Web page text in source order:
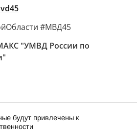
#МВД45
"УМВД России по
будут привлечены к